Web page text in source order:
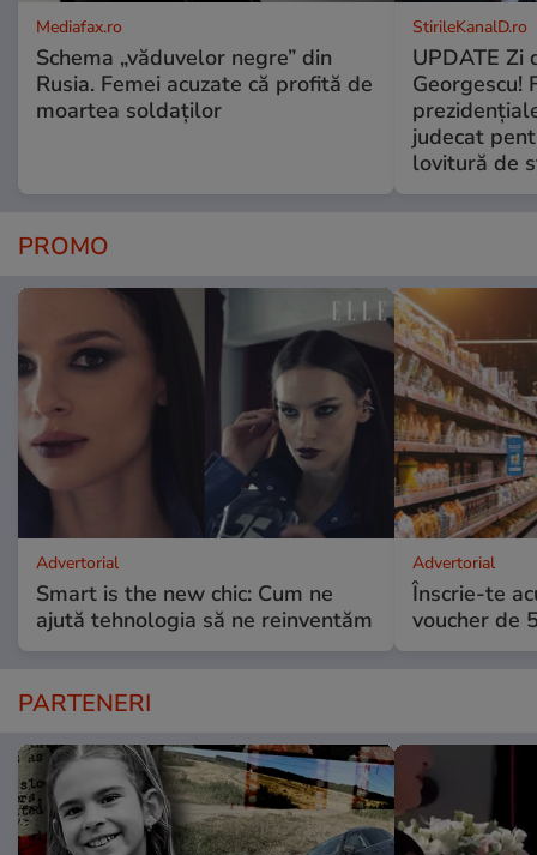
Mediafax.ro
Schema „văduvelor negre” din
Rusia. Femei acuzate că profită de
moartea soldaților
StirileKanalD.ro
UPDATE Zi
Georgescu!
judecat
lovitură de
PROMO
Advertorial
Smart is the new chic: Cum ne
ajută tehnologia să ne reinventăm
Advertorial
Înscrie-te
voucher de
PARTENERI